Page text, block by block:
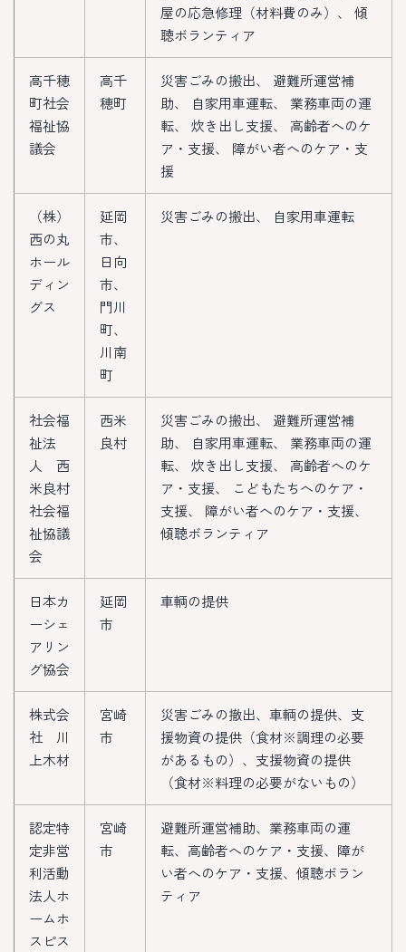
屋の応急修理（材料費のみ）、 傾
聴ボランティア
高千穂
町社会
福祉協
議会
高千
穂町
災害ごみの搬出、 避難所運営補
助、 自家用車運転、 業務車両の運
転、 炊き出し支援、 高齢者へのケ
ア・支援、 障がい者へのケア・支
援
（株）
西の丸
ホール
ディン
グス
延岡
市、
日向
市、
門川
町、
川南
町
災害ごみの搬出、 自家用車運転
社会福
祉法
人 西
米良村
社会福
祉協議
会
西米
良村
災害ごみの搬出、 避難所運営補
助、 自家用車運転、 業務車両の運
転、 炊き出し支援、 高齢者へのケ
ア・支援、 こどもたちへのケア・
支援、 障がい者へのケア・支援、
傾聴ボランティア
日本カ
ーシェ
アリン
グ協会
延岡
市
車輌の提供
株式会
社 川
上木材
宮崎
市
災害ごみの撤出、車輌の提供、支
援物資の提供（食材※調理の必要
があるもの）、支援物資の提供
（食材※料理の必要がないもの）
認定特
定非営
利活動
法人ホ
ームホ
スピス
宮崎
市
避難所運営補助、業務車両の運
転、高齢者へのケア・支援、障が
い者へのケア・支援、傾聴ボラン
ティア